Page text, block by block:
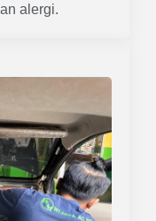
alergi.